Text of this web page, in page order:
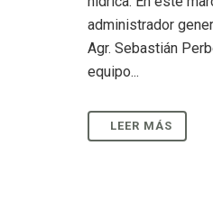
administrador
Agr. Sebastián
equipo...